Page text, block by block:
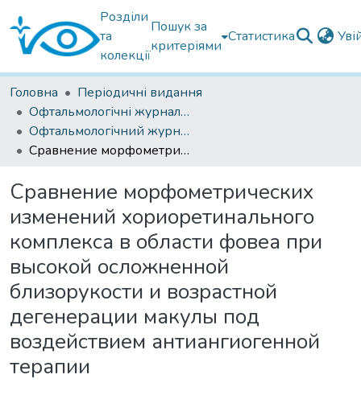
Розділи
та
колекції
Пошук за
критеріями
Статистика
Головна
Періодичні видання
Офтальмологічні журнали українські
Офтальмологічний журнал 2018
Сравнение морфометрических изменений хориоретинального комплекса в области фовеа при высокой осложненной близорукости и возрастной дегенерации макулы под воздействием антиангиогенной терапии
Сравнение морфометрических
изменений хориоретинального
комплекса в области фовеа при
высокой осложненной
близорукости и возрастной
дегенерации макулы под
воздействием антиангиогенной
терапии